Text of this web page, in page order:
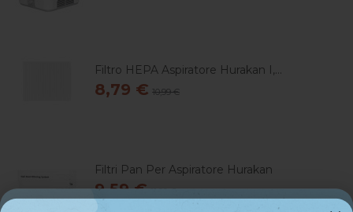
Filtro HEPA Aspiratore Hurakan I,...
8,79 € 10,99 €
Filtri Pan Per Aspiratore Hurakan
9,59 € 11,99 €